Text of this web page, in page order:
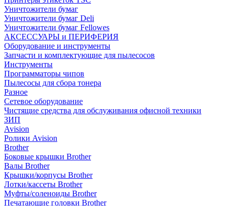
Уничтожители бумаг
Уничтожители бумаг Deli
Уничтожители бумаг Fellowes
АКСЕССУАРЫ и ПЕРИФЕРИЯ
Оборудование и инструменты
Запчасти и комплектующие для пылесосов
Инструменты
Программаторы чипов
Пылесосы для сбора тонера
Разное
Сетевое оборудование
Чистящие средства для обслуживания офисной техники
ЗИП
Avision
Ролики Avision
Brother
Боковые крышки Brother
Валы Brother
Крышки/корпусы Brother
Лотки/кассеты Brother
Муфты/соленоиды Brother
Печатающие головки Brother